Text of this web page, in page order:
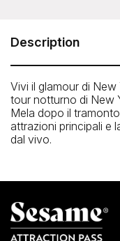
Stop #1 [M&Ms World
7th Ave. and West
Stop #1
Description
Vivi il glamour di
tour notturno di New
Mela dopo il
attrazioni principali e
dal vivo.